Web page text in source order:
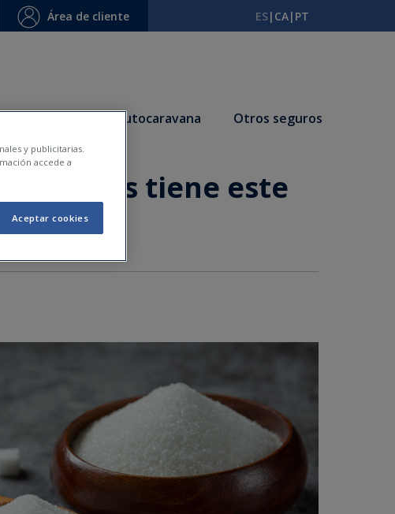
Área de cliente ES| CA| PT
Autocaravana Otros seguros
tiene este
y publicitarias.
accede a
Aceptar cookies